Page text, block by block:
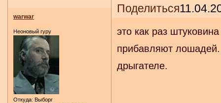
Поделиться
warwar
Неоновый гуру
Откуда: Выборг
это как раз
прибавляют
дрыгателе.